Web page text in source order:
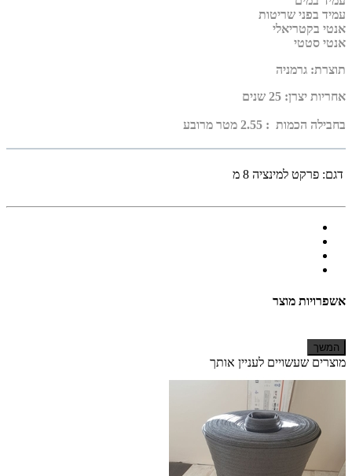
עמיד בפני שריטות
אנטי בקטריאלי
אנטי סטטי
תוצרת: גרמניה
אחריות יצרן: 25 שנים
בחבילה הכמות : 2.55 מטר מרובע
דגם: פרקט למינציה 8 מ
אשפרויות מוצר
המשך
מוצרים שעשויים לעניין אותך